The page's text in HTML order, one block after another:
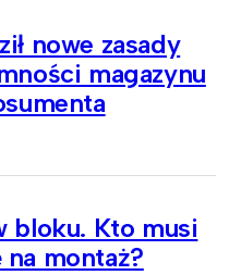
nowe zasady
magazynu
bloku. Kto musi
montaż?